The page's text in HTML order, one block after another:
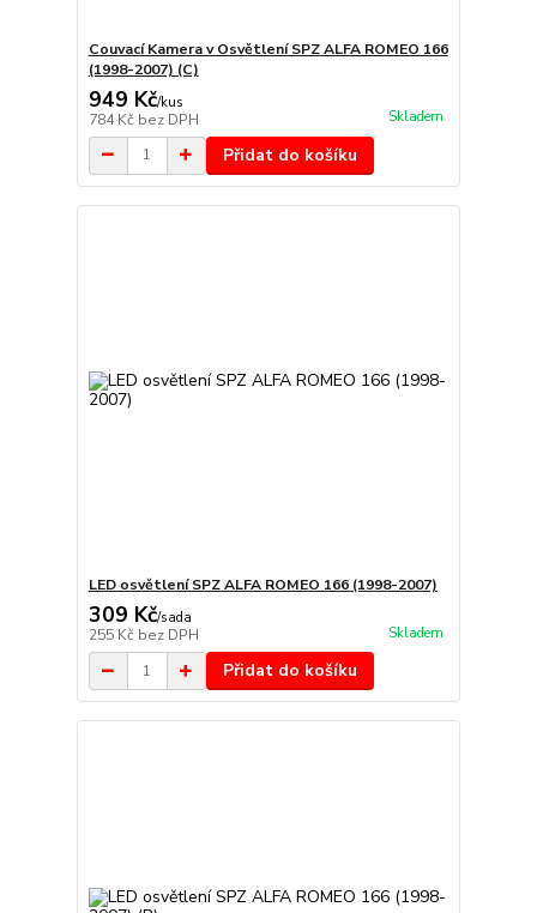
Couvací Kamera v Osvětlení SPZ ALFA ROMEO 166
(1998-2007) (C)
949 Kč/kus
784 Kč bez DPH Skladem
Přidat do košíku
LED osvětlení SPZ ALFA ROMEO 166 (1998-2007)
309 Kč/sada
255 Kč bez DPH Skladem
Přidat do košíku